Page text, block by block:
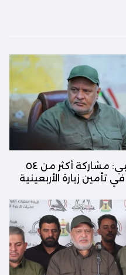
الحشد الشعبي: مشاركة أكثر من ٥٤
تأمين زيارة الأربعينية